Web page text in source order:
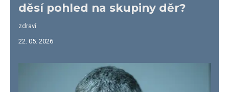
děsí pohled na skupiny děr?
zdraví
22. 05. 2026